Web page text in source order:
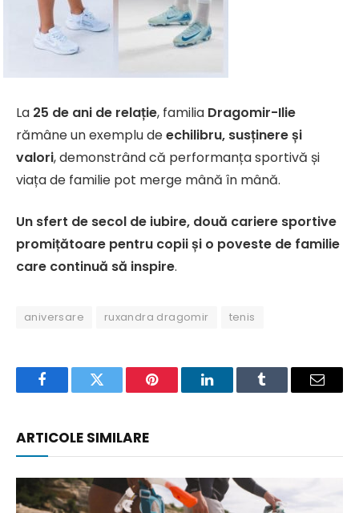
La 25 de ani de relație, familia Dragomir-Ilie
rămâne un exemplu deechilibru, susținere și
valori, demonstrând că performanța sportivă și
viața de familie pot merge mână în mână.
Un sfert de secol de iubire, două cariere sportive
promițătoare pentru copii și o poveste de familie
care continuă să inspire.
aniversare ruxandra dragomir tenis
FacebookTwitter Pinterest LinkedInTumblr Email
ARTICOLE SIMILARE